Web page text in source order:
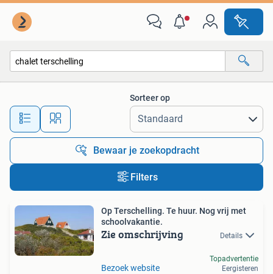
Alle afstanden…
Sorteer op
Bewaar je zoekopdracht
Filters
Op Terschelling. Te huur. Nog vrij met
schoolvakantie.
Zie omschrijving Details
Bezoek website
Topadvertentie
Eergisteren